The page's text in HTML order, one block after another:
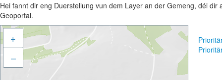
Hei fannt dir eng Duerstellung vun dem Layer an der Gemeng, déi
Geoportal.
+
–